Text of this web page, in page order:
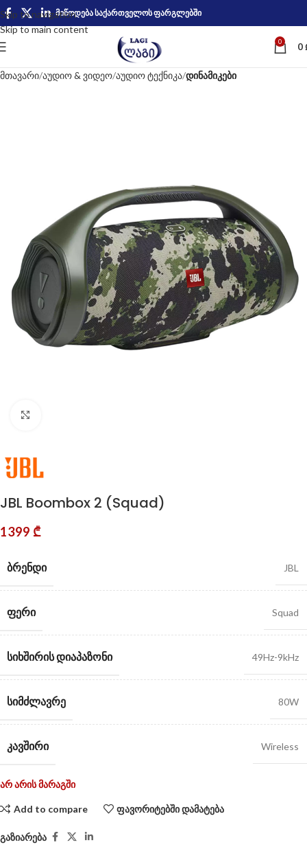
Skip to navigation
Skip to main content
მიწოდება საქართველოს ფარგლებში
0 0
მთავარი აუდიო & ვიდეო აუდიო ტექნიკა დინამიკები
JBL Boombox 2 (Squad)
1399 ₾
ᲑᲠᲔᲜᲓᲘ JBL
ᲤᲔᲠᲘ Squad
ᲡᲘᲮᲨᲘᲠᲘᲡ ᲓᲘᲐᲞᲐᲖᲝᲜᲘ 49Hz-9kHz
ᲡᲘᲛᲫᲚᲐᲕᲠᲔ 80W
ᲙᲐᲕᲨᲘᲠᲘ Wireless
არ არის მარაგში
Add to compare ფავორიტებში დამატება
გაზიარება